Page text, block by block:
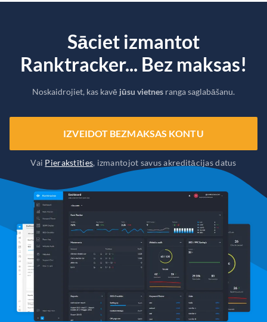
Sāciet izmantot
Ranktracker... Bez maksas!
Noskaidrojiet, kas kavē jūsu vietnes ranga saglabāšanu.
IZVEIDOT BEZMAKSAS KONTU
Vai Pierakstīties, izmantojot savus akreditācijas datus